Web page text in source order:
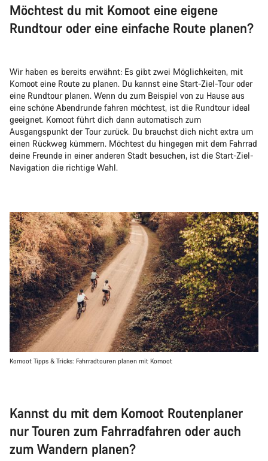
Möchtest du mit Komoot eine eigene
Rundtour oder eine einfache Route planen?
Wir haben es bereits erwähnt: Es gibt zwei Möglichkeiten, mit
Komoot eine Route zu planen. Du kannst eine Start-Ziel-Tour oder
eine Rundtour planen. Wenn du zum Beispiel von zu Hause aus
eine schöne Abendrunde fahren möchtest, ist die Rundtour ideal
geeignet. Komoot führt dich dann automatisch zum
Ausgangspunkt der Tour zurück. Du brauchst dich nicht extra um
einen Rückweg kümmern. Möchtest du hingegen mit dem Fahrrad
deine Freunde in einer anderen Stadt besuchen, ist die Start-Ziel-
Navigation die richtige Wahl.
Komoot Tipps & Tricks: Fahrradtouren planen mit Komoot
Kannst du mit dem Komoot Routenplaner
nur Touren zum Fahrradfahren oder auch
zum Wandern planen?